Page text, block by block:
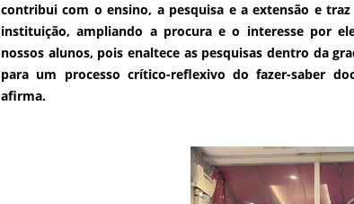
contribui com o ensino, a pesquisa e a extensão e
instituição, ampliando a procura e o interesse por
nossos alunos, pois enaltece as pesquisas dentro da
para um processo crítico-reflexivo do fazer-saber
afirma.